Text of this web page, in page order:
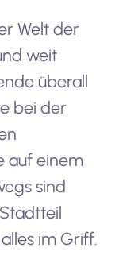
Welt der
weit
überall
bei der
auf einem
sind
im Griff.